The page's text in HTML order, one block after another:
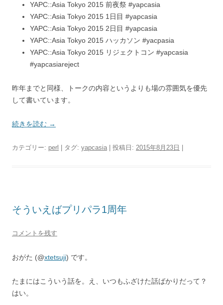
YAPC::Asia Tokyo 2015 前夜祭 #yapcasia
YAPC::Asia Tokyo 2015 1日目 #yapcasia
YAPC::Asia Tokyo 2015 2日目 #yapcasia
YAPC::Asia Tokyo 2015 ハッカソン #yacpasia
YAPC::Asia Tokyo 2015 リジェクトコン #yapcasia
#yapcasiareject
昨年までと同様、トークの内容というよりも場の雰囲気を優先
して書いています。
続きを読む →
カテゴリー: perl | タグ: yapcasia | 投稿日: 2015年8月23日
そういえばプリパラ1周年
コメントを残す
おがた (@xtetsuji) です。
たまにはこういう話を。え、いつもふざけた話ばかりだって？
はい。